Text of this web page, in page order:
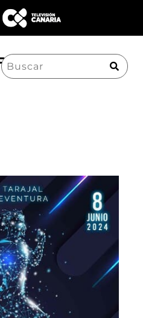
Search
for: